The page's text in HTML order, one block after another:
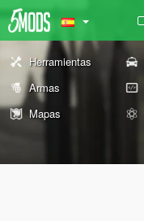
Herramientas
Armas
Mapas